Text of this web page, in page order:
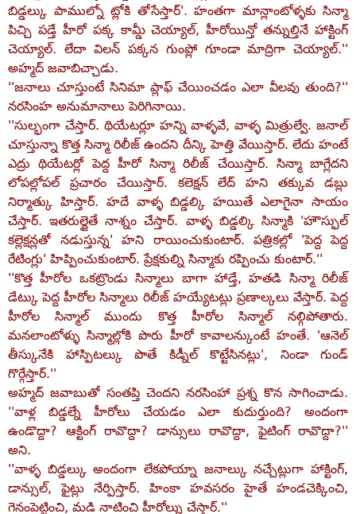
బిడ్డల్కు పాముల్నో ట్లోకి తోసేస్తార్‌'. హంతగా మాన్లాంటోళ్ళకు సిన్మా
పిచ్చి పడ్తే హీరో పక్క కామ్డీ చెయ్యాల్‌, హీరోయిన్తో తన్నుల్తినే హాక్టింగ్‌
చెయ్యాల్‌. లేదా విలన్‌ పక్కన గుంప్లో గూండా మాద్రిగా చెయ్యాల్‌.''
అహ్మద్‌ జవాబిచ్చాడు.
''జనాలు చూస్తుంటే సినిమా ప్లాఫ్‌ చేయించడం ఎలా వీలవు తుంది?''
నరసింహ అనుమానాలు పెరిగినాయి.
''సుల్భంగా చేస్తార్‌. థియేటర్లూ హన్ని వాళ్ళవే, వాళ్ళ మిత్రుల్వే. జనాల్‌
చూస్తున్నా కొత్త సిన్మా రిలీజ్‌ ఉందని దీన్కి హెత్తి వేయిస్తార్‌. లేదు హంటే
ఎద్రు థియేటర్లో పెద్ద హీరో సిన్మా రిలీజ్‌ చేయిస్తార్‌. సిన్మా బాగ్లేదని
లోపల్లోపల్‌ ప్రచారం చేయిస్తార్‌. కలెక్షన్‌ లేద్‌ హని తక్కువ డబ్లు
నిర్మాత్కు హిస్తార్‌. హదే వాళ్ళ బిడ్డల్కి హయితే ఎలాగైనా సాయం
చేస్తార్‌. ఇతరుల్దైతే నాశ్నం చేస్తార్‌. వాళ్ళ బిడ్డల్కి సిన్మాకి 'హౌస్ఫుల్‌
కల్లెక్షన్లతో నడుస్తున్న' హని రాయించుకుంటార్‌. పత్రికల్లో 'పెద్ద పెద్ద
రేటింగ్లు' హిప్పించుకుంటార్‌. ప్రేక్షకుల్ని సిన్మాకు రప్పించు కుంటార్‌.''
''కొత్త హీరోల ఒకట్రొండు సిన్మాలు బాగా హాడ్తే, హతడి సిన్మా రిలీజ్‌
డేట్కు పెద్ద హీరోల సిన్మాలు రిలీజ్‌ హయ్యేటట్లు ప్రణాల్కలు వేస్తార్‌. పెద్ద
హీరోల సిన్మాల్‌ ముందు కొత్త హీరోల సిన్మాల్‌ నల్గిపోతారు.
మనలాంటోళ్ళు సిన్మాల్లోకి పొరు హీరో కావాలన్కుంటే హంతే. 'ఆనెల్‌
తీస్కునేకి హాస్పిటల్కు పొతే కిడ్నీల్‌ కొట్టేసినట్లు', నిండా గుండ్‌
గొర్గేస్తార్‌.''
అహ్మద్‌ జవాబుతో సంతప్తి చెందని నరసింహా ప్రశ్న కొన సాగించాడు.
''వాళ్ల బిడ్డల్నే హీరోలు చేయడం ఎలా కుదుర్తుంది? అందంగా
ఉండొద్దా? ఆక్టింగ్‌ రావొద్దా? డాన్సులు రావొద్దా, ఫైటింగ్‌ రావొద్దా?''
అని.
''వాళ్ళ బిడ్డల్కు అందంగా లేకపోయ్నా జనాల్కు నచ్చేట్లుగా హాక్టింగ్‌,
డాన్సుల్‌, ఫైట్లు నేర్పిస్తార్‌. హింకా హవసరం హైతే హండచెక్కించి,
గెనంపెట్టించి, మడి నాటించి హీరోల్ను చేస్తార్‌.''